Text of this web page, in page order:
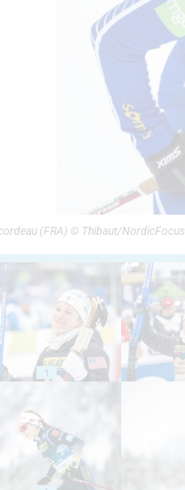
(FRA) © Thibaut/NordicFocus
1